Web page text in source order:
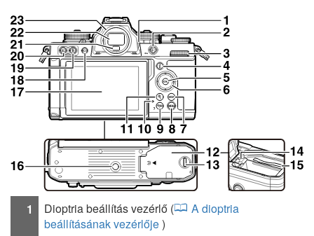
1 Dioptria beállítás vezérlő (
A dioptria
beállításának vezérlője)